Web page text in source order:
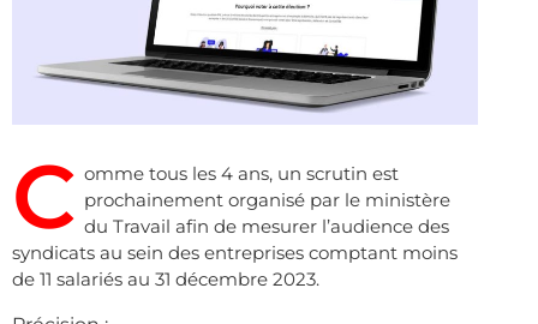
C omme tous les 4 ans, un scrutin est
prochainement organisé par le ministère
du Travail afin de mesurer l’audience des
syndicats au sein des entreprises comptant moins
de 11 salariés au 31 décembre 2023.